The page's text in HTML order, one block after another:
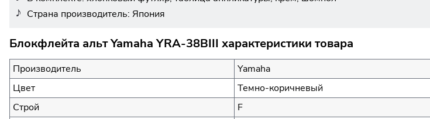
Страна производитель: Япония
Блокфлейта альт Yamaha YRA-38BIII характеристики товара
Производитель
Yamaha
Цвет
Темно-коричневый
Строй
F